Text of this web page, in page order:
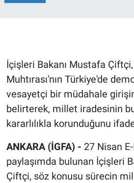
İçişleri Bakanı Mustafa
Muhtırası'nın Türkiye'de
vesayetçi bir müdahale
belirterek, millet iradesinin
kararlılıkla korunduğunu
ANKARA (İGFA) - 27 Nisan
paylaşımda bulunan İçişleri
Çiftçi, söz konusu sürecin